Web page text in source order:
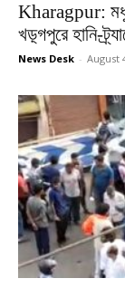
Kharagpur:
খড়্গপুরে হানি-
News Desk - August